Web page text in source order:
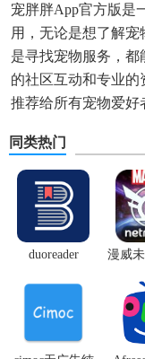
宠胖胖app官方版是
用，无论是想了解
是寻找宠物服务，都
的社区互动和专业
推荐给所有宠物爱好
同类热门
duoreader
漫威